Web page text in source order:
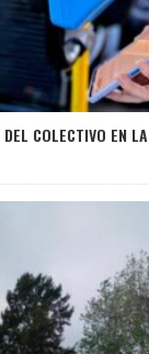
COLECTIVO EN